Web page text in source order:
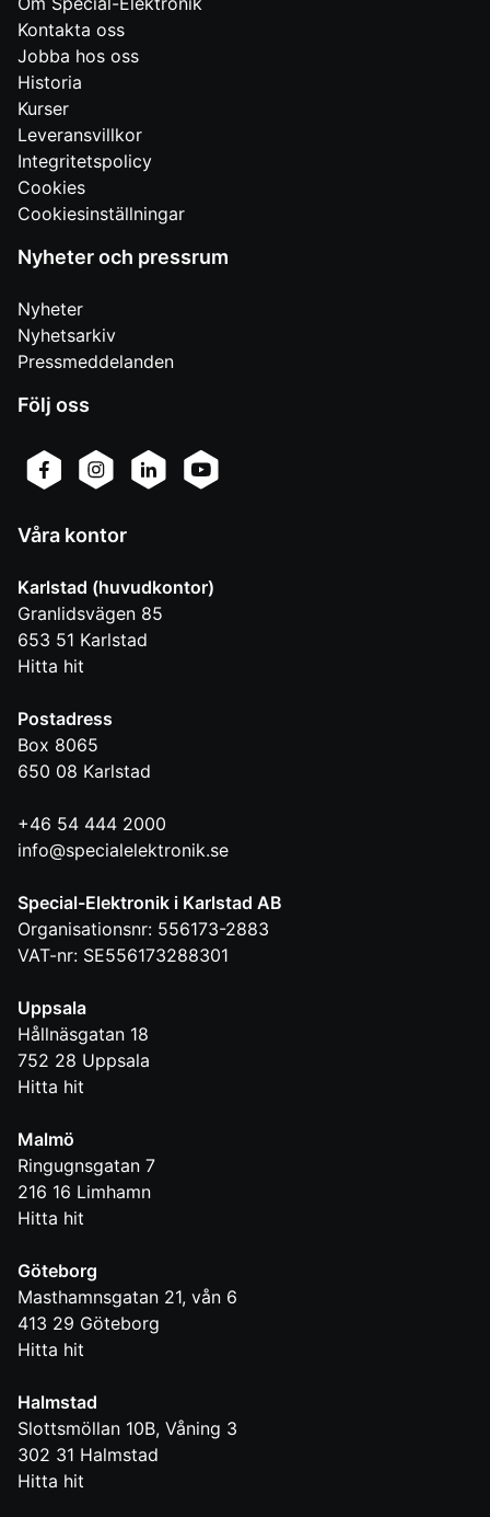
Kontakta oss
Jobba hos oss
Historia
Kurser
Leveransvillkor
Integritetspolicy
Cookies
Cookiesinställningar
Nyheter och pressrum
Nyheter
Nyhetsarkiv
Pressmeddelanden
Följ oss
Våra kontor
Karlstad (huvudkontor)
Granlidsvägen 85
653 51 Karlstad
Hitta hit
Postadress
Box 8065
650 08 Karlstad
+46 54 444 2000
info@specialelektronik.se
Special-Elektronik i Karlstad AB
Organisationsnr: 556173-2883
VAT-nr: SE556173288301
Uppsala
Hållnäsgatan 18
752 28 Uppsala
Hitta hit
Malmö
Ringugnsgatan 7
216 16 Limhamn
Hitta hit
Göteborg
Masthamnsgatan 21, vån 6
413 29 Göteborg
Hitta hit
Halmstad
Slottsmöllan 10B, Våning 3
302 31 Halmstad
Hitta hit